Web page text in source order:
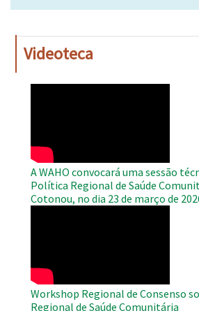
Videoteca
A WAHO convocará uma sessão
Política Regional de Saúde
Cotonou, no dia 23 de março de
Workshop Regional de Consenso
Regional de Saúde Comunitária